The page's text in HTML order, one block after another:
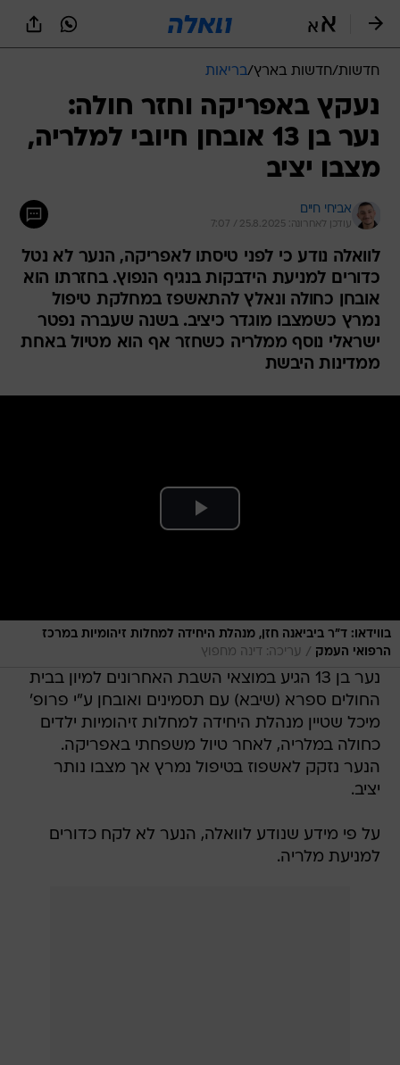
חדשות/חדשות בארץ/בריאות
נעקץ באפריקה וחזר חולה:
נער בן 13 אובחן חיובי למלריה,
מצבו יציב
אביחי חיים
עודכן לאחרונה: 25.8.2025 / 7:07
לוואלה נודע כי לפני טיסתו לאפריקה, הנער לא נטל
כדורים למניעת הידבקות בנגיף הנפוץ. בחזרתו הוא
אובחן כחולה ונאלץ להתאשפז במחלקת טיפול
נמרץ כשמצבו מוגדר כיציב. בשנה שעברה נפטר
ישראלי נוסף ממלריה כשחזר אף הוא מטיול באחת
ממדינות היבשת
בווידאו: ד"ר ביביאנה חזן, מנהלת היחידה למחלות זיהומיות במרכז
הרפואי העמק / עריכה: דינה מחפוץ
נער בן 13 הגיע במוצאי השבת האחרונים למיון בבית
החולים ספרא (שיבא) עם תסמינים ואובחן ע"י פרופ'
מיכל שטיין מנהלת היחידה למחלות זיהומיות ילדים
כחולה במלריה, לאחר טיול משפחתי באפריקה.
הנער נזקק לאשפוז בטיפול נמרץ אך מצבו נותר
יציב.
על פי מידע שנודע לוואלה, הנער לא לקח כדורים
למניעת מלריה.